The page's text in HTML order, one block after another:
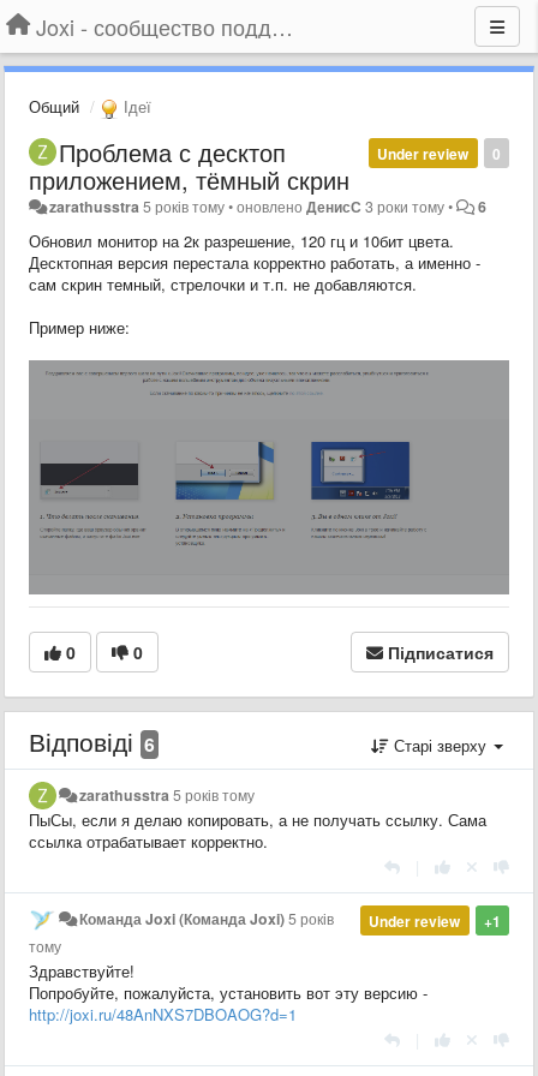
Joxi - сообщество поддержки
Общий Ідеї
0
Under review
Проблема с десктоп
приложением, тёмный скрин
zarathusstra 5 років тому•оновленоДенисС 3 роки тому• 6
Обновил монитор на 2к разрешение, 120 гц и 10бит цвета.
Десктопная версия перестала корректно работать, а именно -
сам скрин темный, стрелочки и т.п. не добавляются.
Пример ниже:
0 0 Підписатися
Відповіді 6 Старі зверху
zarathusstra5 років тому
ПыСы, если я делаю копировать, а не получать ссылку. Сама
ссылка отрабатывает корректно.
+1
Under review
Команда Joxi (Команда Joxi)5 років
тому
Здравствуйте!
Попробуйте, пожалуйста, установить вот эту версию -
http://joxi.ru/48AnNXS7DBOAOG?d=1